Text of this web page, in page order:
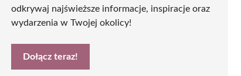
odkrywaj najświeższe informacje, inspiracje oraz
wydarzenia w Twojej okolicy!
Dołącz teraz!